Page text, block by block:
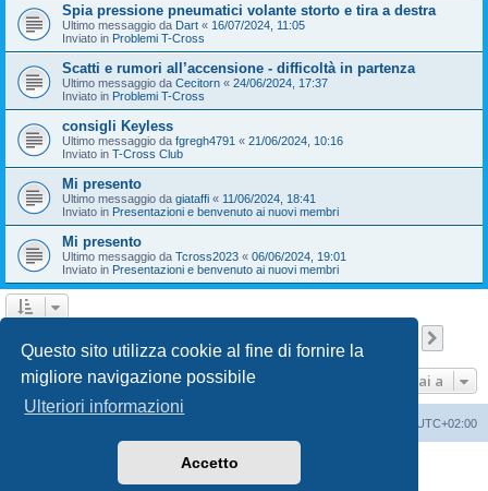
Questo sito utilizza cookie al fine di fornire la
migliore navigazione possibile
Ulteriori informazioni
Accetto
Spia pressione pneumatici volante storto e tira a destra
Ultimo messaggio da Dart « 16/07/2024, 11:05
Inviato in Problemi T-Cross
Scatti e rumori all’accensione - difficoltà in partenza
Ultimo messaggio da Cecitorn « 24/06/2024, 17:37
Inviato in Problemi T-Cross
consigli Keyless
Ultimo messaggio da fgregh4791 « 21/06/2024, 10:16
Inviato in T-Cross Club
Mi presento
Ultimo messaggio da giataffi « 11/06/2024, 18:41
Inviato in Presentazioni e benvenuto ai nuovi membri
Mi presento
Ultimo messaggio da Tcross2023 « 06/06/2024, 19:01
Inviato in Presentazioni e benvenuto ai nuovi membri
Vai a
UTC+02:00
phpBB® Forum Software © phpBB Limited
phpBB-Italia.it